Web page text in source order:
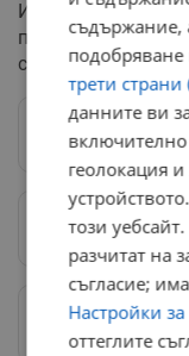
Историята
предимно
са били родом от
Следвай
съдържание,
подобряване
трети страни
данните ви
геолокация
този
разчитат на
съгласие;
Настройки
оттеглите